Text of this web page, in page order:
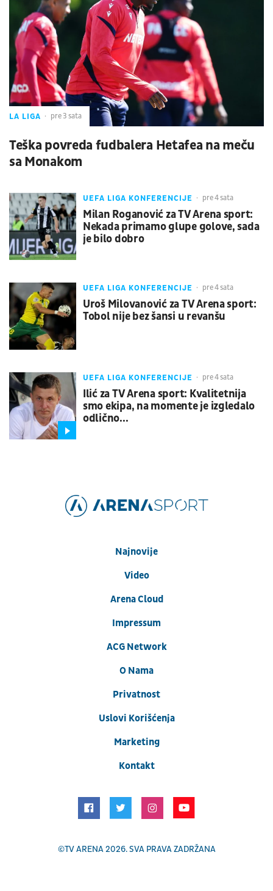
LA LIGA pre 3 sata
Teška povreda fudbalera Hetafea na meču
sa Monakom
UEFA LIGA KONFERENCIJE pre 4 sata
Milan Roganović za TV Arena sport:
Nekada primamo glupe golove, sada
je bilo dobro
UEFA LIGA KONFERENCIJE pre 4 sata
Uroš Milovanović za TV Arena sport:
Tobol nije bez šansi u revanšu
UEFA LIGA KONFERENCIJE pre 4 sata
Ilić za TV Arena sport: Kvalitetnija
smo ekipa, na momente je izgledalo
odlično...
Najnovije
Video
Arena Cloud
Impressum
ACG Network
O Nama
Privatnost
Uslovi Korišćenja
Marketing
Kontakt
©TV ARENA2026. SVA PRAVA ZADRŽANA